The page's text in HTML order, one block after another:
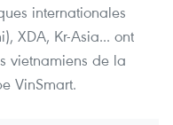
internationales
XDA, Kr-Asia... ont
vietnamiens de la
VinSmart.